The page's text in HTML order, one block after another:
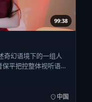
99:38
奇幻语境下的一组人
平把控整体视听语
拓哉、朱一龙、白百
起陆续登陆院线与
钟。
中国